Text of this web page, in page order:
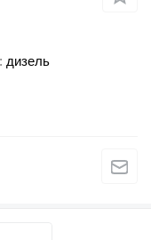
дизель